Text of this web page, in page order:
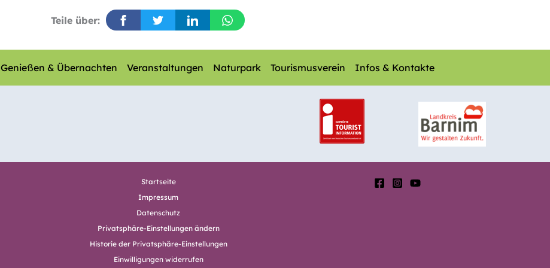
Teile über:
Genießen & Übernachten Veranstaltungen Naturpark Tourismusverein Infos & Kontakte
Startseite
Impressum
Datenschutz
Privatsphäre-Einstellungen ändern
Historie der Privatsphäre-Einstellungen
Einwilligungen widerrufen